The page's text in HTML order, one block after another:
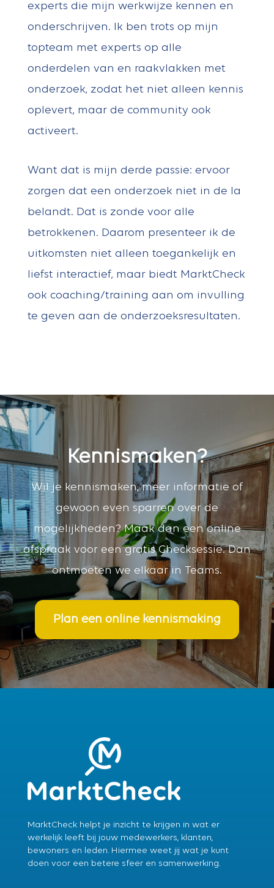
experts die mijn werkwijze kennen en
onderschrijven. Ik ben trots op mijn
topteam met experts op alle
onderdelen van en raakvlakken met
onderzoek, zodat het niet alleen kennis
oplevert, maar de community ook
activeert.
Want dat is mijn derde passie: ervoor
zorgen dat een onderzoek niet in de la
belandt. Dat is zonde voor alle
betrokkenen. Daarom presenteer ik de
uitkomsten niet alleen toegankelijk en
liefst interactief, maar biedt MarktCheck
ook coaching/training aan om invulling
te geven aan de onderzoeksresultaten.
Kennismaken?
Wil je kennismaken, meer informatie of
gewoon even sparren over de
mogelijkheden? Maak dan een online
afspraak voor een gratisChecksessie. Dan
ontmoeten we elkaar in Teams.
Plan een online kennismaking
MarktCheck helpt je inzicht te krijgen in wat er
werkelijk leeft bij jouw medewerkers, klanten,
bewoners en leden. Hiermee weet jij wat je kunt
doen voor een betere sfeer en samenwerking.